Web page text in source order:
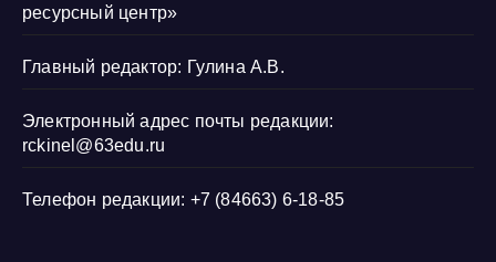
ресурсный центр»
Главный редактор: Гулина А.В.
Электронный адрес почты редакции:
rckinel@63edu.ru
Телефон редакции: +7 (84663) 6-18-85